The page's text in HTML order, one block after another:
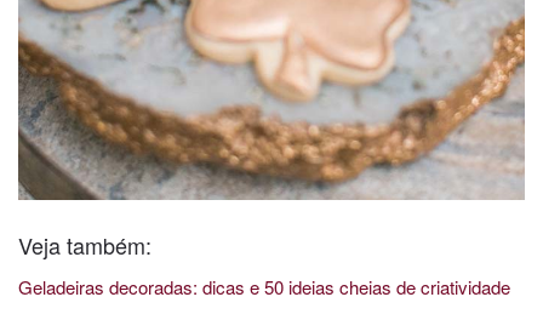
Veja também:
Geladeiras decoradas: dicas e 50 ideias cheias de criatividade